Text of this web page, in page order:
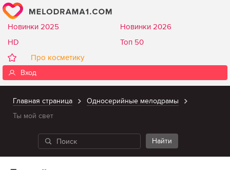
Новинки 2025
Новинки 2026
HD
Топ 50
Про косметику
Вход
Главная страница
Односерийные мелодрамы
Ты мой свет